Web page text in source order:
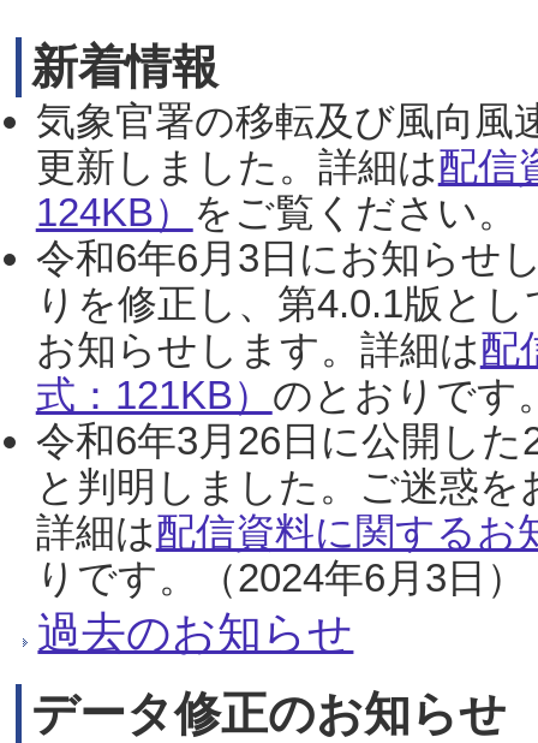
新着情報
気象官署の移転及び風向風
更新しました。詳細は配信
124KB） をご覧ください。
令和6年6月3日にお知らせ
りを修正し、第4.0.1版と
お知らせします。詳細は配
式：121KB） のとおりです
令和6年3月26日に公開し
と判明しました。ご迷惑
詳細は配信資料に関するお
りです。（2024年6月3日）
過去のお知らせ
データ修正のお知らせ